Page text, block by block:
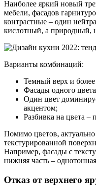
Наиболее яркий новый
мебели, фасадов
контрастные – один
кислотный, а природный,
Варианты комбинаций:
Темный верх и
Фасады одного
Один цвет
акцентом;
Разбивка на цвета –
Помимо цветов, актуально
текстурированной
Например, фасады с
нижняя часть –
Отказ от верхнего